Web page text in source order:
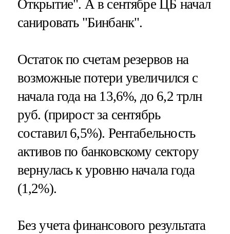
Открытие". А в сентябре ЦБ начал
санировать "Бинбанк".
Остаток по счетам резервов на
возможные потери увеличился с
начала года на 13,6%, до 6,2 трлн
руб. (прирост за сентябрь
составил 6,5%). Рентабельность
активов по банковскому сектору
вернулась к уровню начала года
(1,2%).
Без учета финансового результата